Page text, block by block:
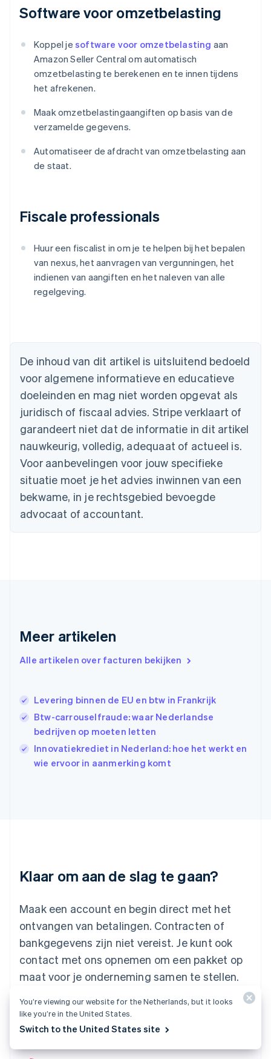
Software voor omzetbelasting
Koppel je software voor omzetbelasting aan
Amazon Seller Central om automatisch
omzetbelasting te berekenen en te innen tijdens
het afrekenen.
Maak omzetbelastingaangiften op basis van de
verzamelde gegevens.
Automatiseer de afdracht van omzetbelasting aan
de staat.
Fiscale professionals
Huur een fiscalist in om je te helpen bij het bepalen
van nexus, het aanvragen van vergunningen, het
indienen van aangiften en het naleven van alle
regelgeving.
De inhoud van dit artikel is uitsluitend bedoeld
voor algemene informatieve en educatieve
doeleinden en mag niet worden opgevat als
juridisch of fiscaal advies. Stripe verklaart of
garandeert niet dat de informatie in dit artikel
nauwkeurig, volledig, adequaat of actueel is.
Voor aanbevelingen voor jouw specifieke
situatie moet je het advies inwinnen van een
bekwame, in je rechtsgebied bevoegde
advocaat of accountant.
Meer artikelen
Alle artikelen over facturen bekijken
Levering binnen de EU en btw in Frankrijk
Btw-carrouselfraude: waar Nederlandse
bedrijven op moeten letten
Innovatiekrediet in Nederland: hoe het werkt en
wie ervoor in aanmerking komt
Klaar om aan de slag te gaan?
Maak een account en begin direct met het
ontvangen van betalingen. Contracten of
bankgegevens zijn niet vereist. Je kunt ook
contact met ons opnemen om een pakket op
maat voor je onderneming samen te stellen.
Start nu Neem contact op
Australië
English
België
NederlandsFrançaisDeutschEnglish
Brazilië
Bulgarije
English
Canada
EnglishFrançais
Cyprus
English
English
Duitsland
Griekenland
Hongarije
English简体中文
Ierland
India
English
Italië
Litouwen
Luxemburg
Maleisië
English简体中文
Malta
English
Mexico
Nederland
Nieuw-Zeeland
You’re viewing our website for the Netherlands, but it looks
like you’re in the United States.
Switch to the United States site